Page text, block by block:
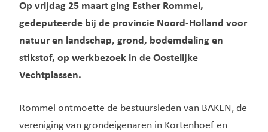
Op vrijdag 25 maart ging Esther Rommel,
gedeputeerde bij de provincie Noord-Holland voor
natuur en landschap, grond, bodemdaling en
stikstof, op werkbezoek in de Oostelijke
Vechtplassen.
Rommel ontmoette de bestuursleden van BAKEN, de
vereniging van grondeigenaren in Kortenhoef en